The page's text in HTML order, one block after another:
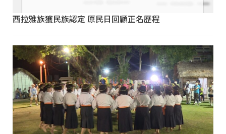
西拉雅族獲民族認定 原民日回顧正名歷程